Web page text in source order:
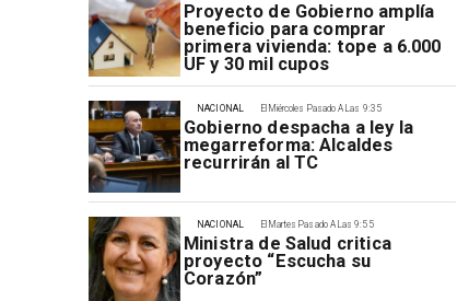
Proyecto de Gobierno amplía
beneficio para comprar
primera vivienda: tope a 6.000
UF y 30 mil cupos
El Miércoles Pasado A Las 9:35
Gobierno despacha a ley la
megarreforma: Alcaldes
recurrirán al TC
NACIONAL
El Martes Pasado A Las 9:55
Ministra de Salud critica
proyecto “Escucha su
Corazón”
NACIONAL